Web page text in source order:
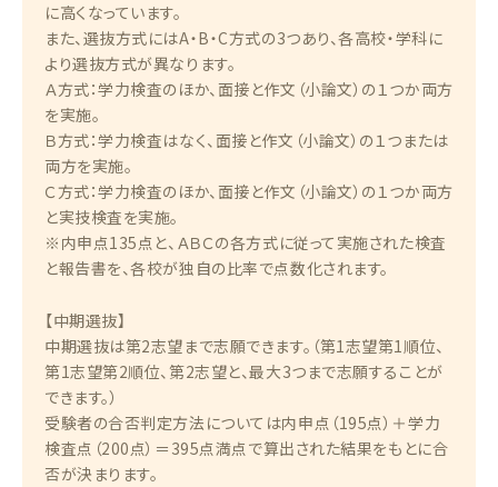
に高くなっています。
また、選抜方式にはA・B・C方式の3つあり、各高校・学科に
より選抜方式が異なります。
Ａ方式：学力検査のほか、面接と作文（小論文）の１つか両方
を実施。
Ｂ方式：学力検査はなく、面接と作文（小論文）の１つまたは
両方を実施。
Ｃ方式：学力検査のほか、面接と作文（小論文）の１つか両方
と実技検査を実施。
※内申点135点と、ＡＢＣの各方式に従って実施された検査
と報告書を、各校が独自の比率で点数化されます。
【中期選抜】
中期選抜は第2志望まで志願できます。（第1志望第1順位、
第1志望第2順位、第2志望と、最大3つまで志願することが
できます。）
受験者の合否判定方法については内申点（195点）＋学力
検査点（200点）＝395点満点で算出された結果をもとに合
否が決まります。